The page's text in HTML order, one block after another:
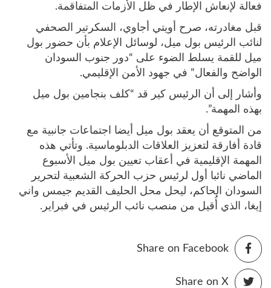
فعالة لإنعاش الإطار في ظل الأزمات المتفاقمة.
قبل مغادرته، صرح أويتي أجاوي، السكرتير الصحفي
لنائب الرئيس بول ميل، لوسائل الإعلام بأن حضور بول
ميل للقمة يسلط الضوء على “دور جنوب السودان
الواضح والفعال” في جهود الأمن الإقليمي.
وأشار إلى أن الرئيس كير قد “كلف بنجامين بول ميل
بهذه المهمة”.
من المتوقع أن يعقد بول ميل أيضا اجتماعات جانبية مع
قادة أفارقة لتعزيز العلاقات الدبلوماسية. وتأتي هذه
المهمة الإقليمية في أعقاب تعيين بول ميل الأسبوع
الماضي نائبا أول لرئيس حزب الحركة الشعبية لتحرير
السودان الحاكم، ليحل محل الحليف القديم جيمس واني
إيغا، الذي أُقيل من منصب نائب الرئيس في فبراير.
Share on Facebook
Share on X